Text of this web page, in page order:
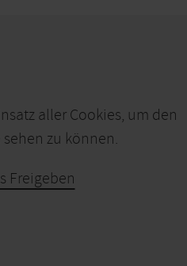
aller Cookies, um den
zu können.
Freigeben